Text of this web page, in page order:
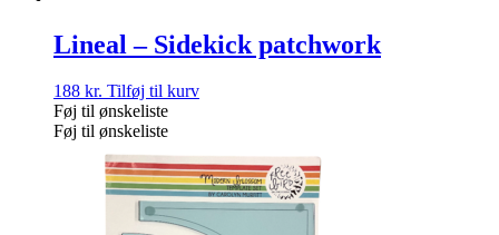
Lineal – Sidekick patchwork
188 kr. Tilføj til kurv
Føj til ønskeliste
Føj til ønskeliste